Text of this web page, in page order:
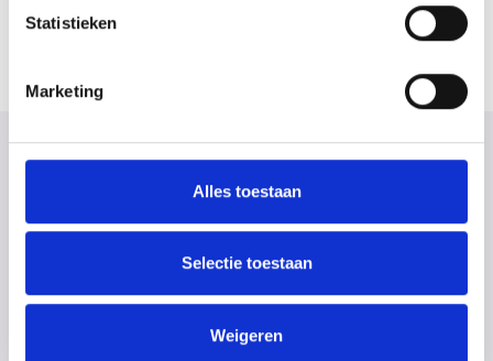
Statistieken
Marketing
Alles toestaan
Selectie toestaan
Weigeren
Voor ouders en gezin
Gezinshuisouder worden